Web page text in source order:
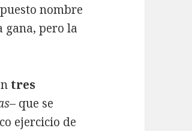
nombre
gana, pero la
tres
– que se
ejercicio de